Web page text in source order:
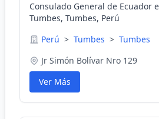
Consulado General de Ecuador
Tumbes, Tumbes, Perú
Perú > Tumbes > Tumbes
Jr Simón Bolívar Nro 129
Ver Más